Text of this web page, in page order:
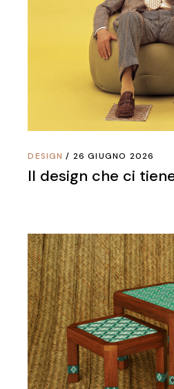
DESIGN 26 GIUGNO 2026
Il design che ci